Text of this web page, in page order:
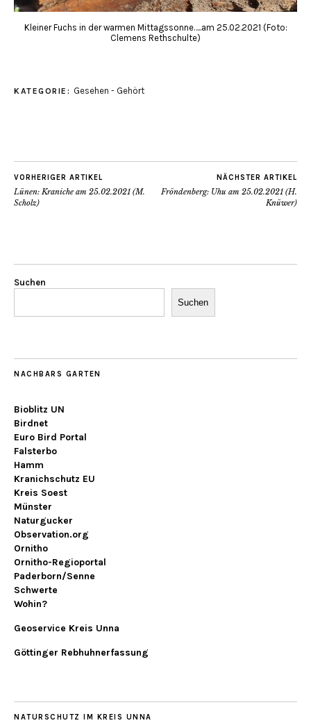
Kleiner Fuchs in der warmen Mittagssonne…..am 25.02.2021 (Foto:
Clemens Rethschulte)
KATEGORIE: Gesehen - Gehört
VORHERIGER ARTIKEL
Lünen: Kraniche am 25.02.2021 (M.
Scholz)
NÄCHSTER ARTIKEL
Fröndenberg: Uhu am 25.02.2021 (H.
Knüwer)
Suchen
Suchen
NACHBARS GARTEN
Bioblitz UN
Birdnet
Euro Bird Portal
Falsterbo
Hamm
Kranichschutz EU
Kreis Soest
Münster
Naturgucker
Observation.org
Ornitho
Ornitho-Regioportal
Paderborn/Senne
Schwerte
Wohin?
Geoservice Kreis Unna
Göttinger Rebhuhnerfassung
NATURSCHUTZ IM KREIS UNNA